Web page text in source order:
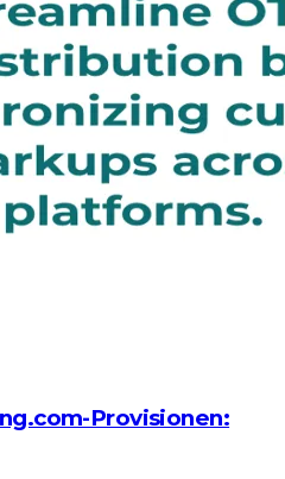
Provisionen: